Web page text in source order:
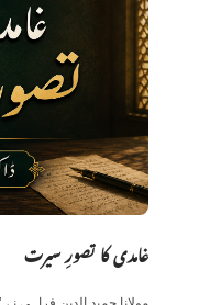
غامدی کا تصورِ سیرت